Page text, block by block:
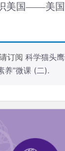
美国——美
订阅 科学猫头
养”微课 (二).